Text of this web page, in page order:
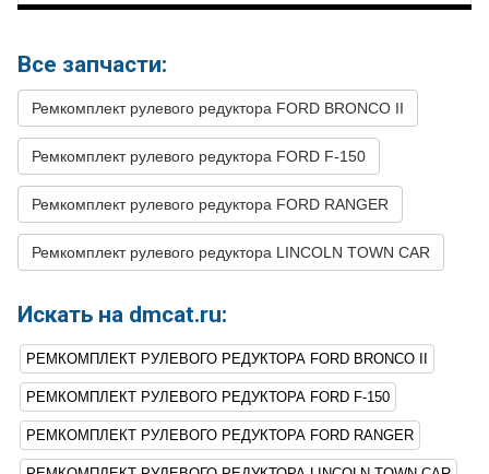
30 FORD RANGER
31 FORD RANGER 1994 V6 4.0L
32 FORD RANGER 1993 L4 2.3L
33 FORD RANGER 1993 V6 3.0L
34 FORD RANGER 1993 V6 4.0L
35 FORD RANGER 1992 L4 2.3L
37 FORD RANGER 1992
38 FORD RANGER 1992 V6 4.0L
39 FORD RANGER 1991 L4 2.3L
40 FORD RANGER 1991 V6 2.9L
Все запчасти:
Ремкомплект рулевого редуктора FORD BRONCO II
Ремкомплект рулевого редуктора FORD F-150
Ремкомплект рулевого редуктора FORD RANGER
Ремкомплект рулевого редуктора LINCOLN TOWN CAR
Искать на dmcat.ru:
РЕМКОМПЛЕКТ РУЛЕВОГО РЕДУКТОРА FORD BRONCO II
РЕМКОМПЛЕКТ РУЛЕВОГО РЕДУКТОРА FORD F-150
РЕМКОМПЛЕКТ РУЛЕВОГО РЕДУКТОРА FORD RANGER